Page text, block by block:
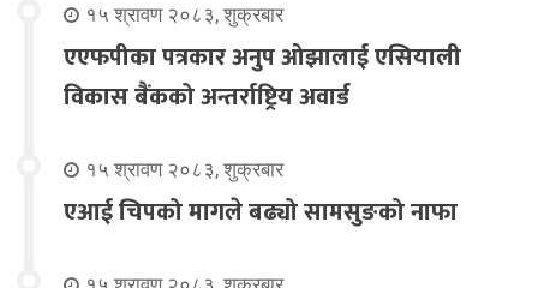
१५ श्रावण २०८३, शुक्रबार
एएफपीका पत्रकार अनुप ओझालाई एसियाली
विकास बैंकको अन्तर्राष्ट्रिय अवार्ड
१५ श्रावण २०८३, शुक्रबार
एआई चिपको मागले बढ्यो सामसुङको नाफा